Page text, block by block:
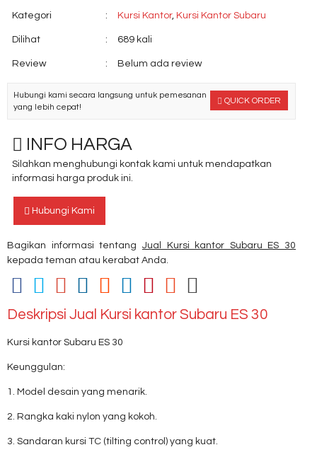
Kategori : Kursi Kantor, Kursi Kantor Subaru
Dilihat : 689 kali
Review : Belum ada review
QUICK ORDER
Hubungi kami secara langsung untuk pemesanan
yang lebih cepat!
INFO HARGA
Silahkan menghubungi kontak kami untuk mendapatkan
informasi harga produk ini.
Hubungi Kami
Bagikan informasi tentang Jual Kursi kantor Subaru ES 30
kepada teman atau kerabat Anda.
Deskripsi Jual Kursi kantor Subaru ES 30
Kursi kantor Subaru ES 30
Keunggulan:
1. Model desain yang menarik.
2. Rangka kaki nylon yang kokoh.
3. Sandaran kursi TC (tilting control) yang kuat.